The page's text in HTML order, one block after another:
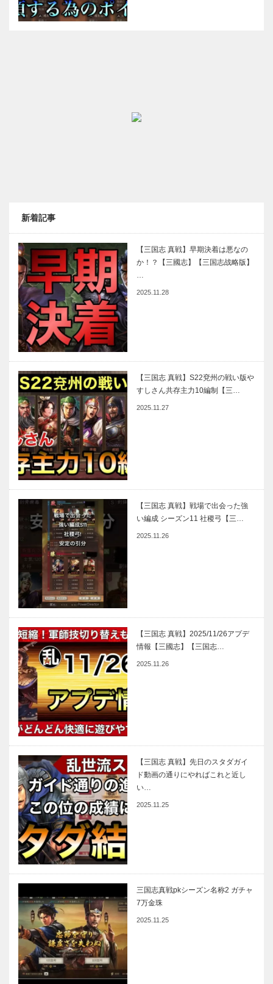
新着記事
【三国志 真戦】早期決着は悪なの
か！？【三國志】【三国志战略版】
…
2025.11.28
【三国志 真戦】S22兗州の戦い版や
すしさん共存主力10編制【三…
2025.11.27
【三国志 真戦】戦場で出会った強
い編成 シーズン11 社稷弓【三…
2025.11.26
【三国志 真戦】2025/11/26アプデ
情報【三國志】【三国志…
2025.11.26
【三国志 真戦】先日のスタダガイ
ド動画の通りにやればこれと近し
い…
2025.11.25
三国志真戦pkシーズン名称2 ガチャ
7万金珠
2025.11.25